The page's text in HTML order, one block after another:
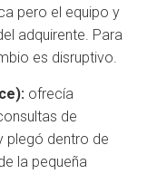
pero el equipo y
adquirente. Para
es disruptivo.
ofrecía
de
plegó dentro de
la pequeña